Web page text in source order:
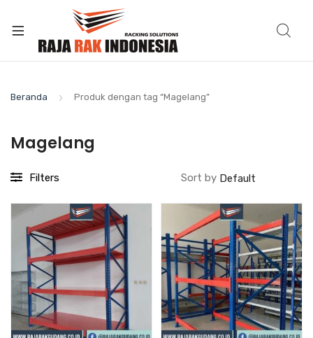
Beranda Produk dengan tag “Magelang”
Magelang
Filters Sort by